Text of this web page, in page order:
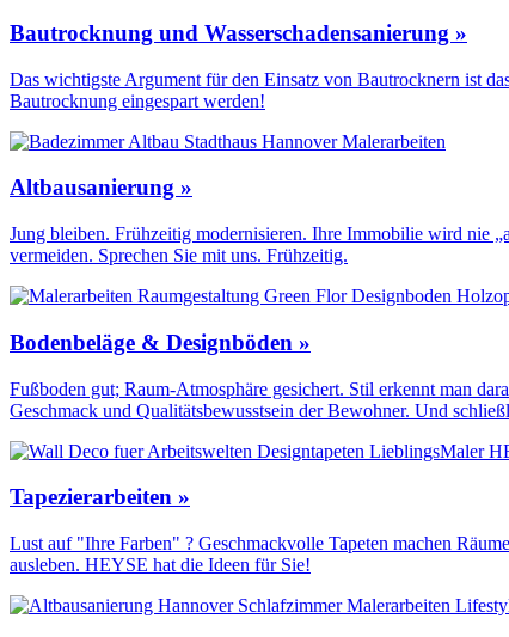
Bautrocknung und Wasserschadensanierung »
Das wichtigste Argument für den Einsatz von Bautrocknern ist
Bautrocknung eingespart werden!
Altbausanierung »
Jung bleiben. Frühzeitig modernisieren. Ihre Immobilie wird nie
vermeiden. Sprechen Sie mit uns. Frühzeitig.
Bodenbeläge & Designböden »
Fußboden gut; Raum-Atmosphäre gesichert. Stil erkennt man
Geschmack und Qualitäts­bewusstsein der Bewohner. Und
Tapezierarbeiten »
Lust auf "Ihre Farben" ? Geschmackvolle Tapeten machen
ausleben. HEYSE hat die Ideen für Sie!